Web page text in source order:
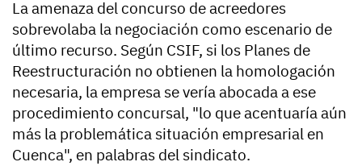
La amenaza del concurso de acreedores
sobrevolaba la negociación como escenario de
último recurso. Según CSIF, si los Planes de
Reestructuración no obtienen la homologación
necesaria, la empresa se vería abocada a ese
procedimiento concursal, "lo que acentuaría aún
más la problemática situación empresarial en
Cuenca", en palabras del sindicato.